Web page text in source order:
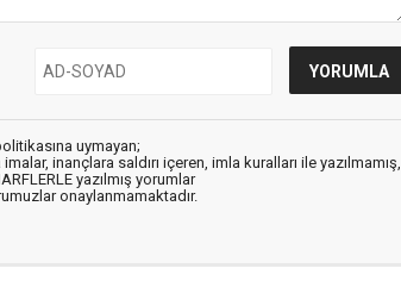
uymayan;
inançlara saldırı içeren, imla kuralları ile yazılmamış,
yazılmış yorumlar
onaylanmamaktadır.